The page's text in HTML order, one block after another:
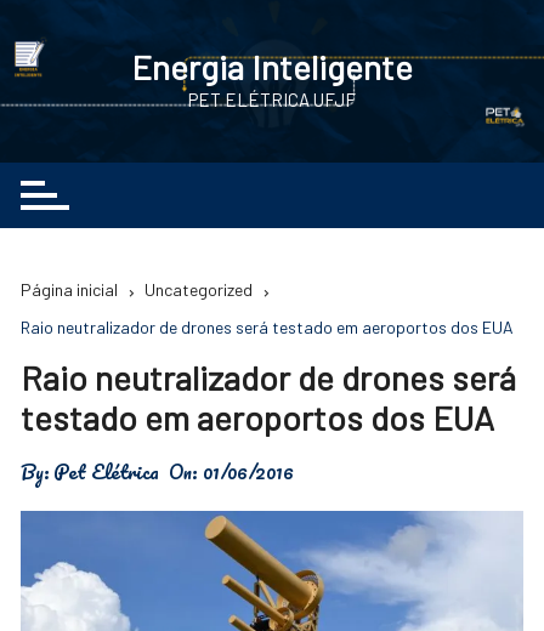
para
conteúdo
Energia Inteligente
PET ELÉTRICA UFJF
Página inicial
Uncategorized
Raio neutralizador de drones será testado em aeroportos dos EUA
Raio neutralizador de drones será
testado em aeroportos dos EUA
By:Pet Elétrica On: 01/06/2016